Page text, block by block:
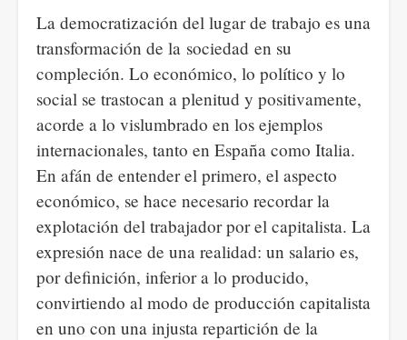
La democratización del lugar de trabajo es una
transformación de la sociedad en su
compleción. Lo económico, lo político y lo
social se trastocan a plenitud y positivamente,
acorde a lo vislumbrado en los ejemplos
internacionales, tanto en España como Italia.
En afán de entender el primero, el aspecto
económico, se hace necesario recordar la
explotación del trabajador por el capitalista. La
expresión nace de una realidad: un salario es,
por definición, inferior a lo producido,
convirtiendo al modo de producción capitalista
en uno con una injusta repartición de la